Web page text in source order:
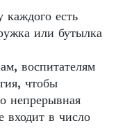
есть
или бутылка
воспитателям
чтобы
непрерывная
входит в число